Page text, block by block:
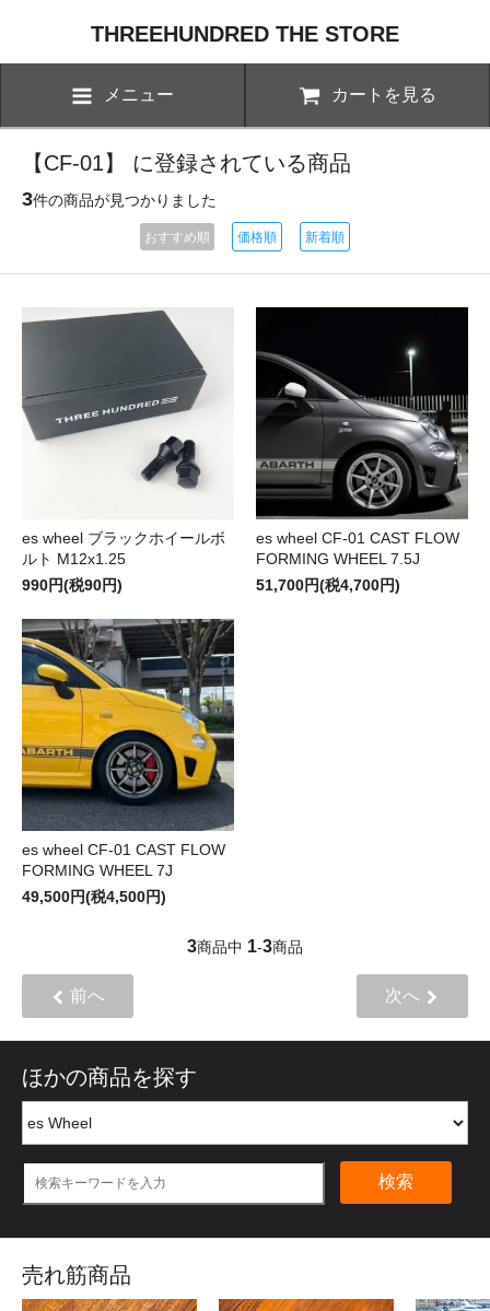
THREEHUNDRED THE STORE
メニュー カートを見る
【CF-01】 に登録されている商品
3件の商品が見つかりました
おすすめ順 価格順 新着順
es wheel ブラックホイールボ
ルト M12x1.25
990円(税90円)
es wheel CF-01 CAST FLOW
FORMING WHEEL 7.5J
51,700円(税4,700円)
es wheel CF-01 CAST FLOW
FORMING WHEEL 7J
49,500円(税4,500円)
3商品中 1-3商品
前へ 次へ
ほかの商品を探す
検索
売れ筋商品